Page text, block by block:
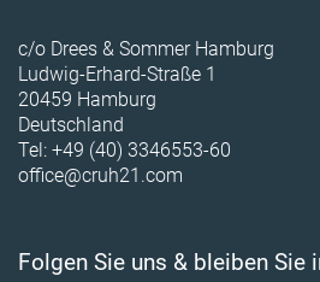
c/o Drees & Sommer Hamburg
Ludwig-Erhard-Straße 1
20459 Hamburg
Deutschland
Tel: +49 (40) 3346553-60
office@cruh21.com
Folgen Sie uns & bleiben Sie